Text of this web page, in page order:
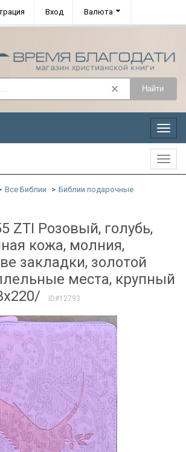
Вход Валюта
Найти
Меню
Все Библии
Библии подарочные
ZTI Розовый, голубь,
кожа, молния,
закладки, золотой
места, крупный
ID#12793